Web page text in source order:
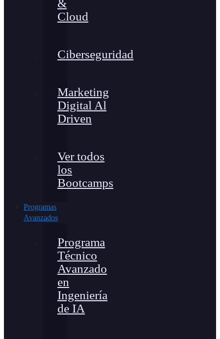
&
Cloud
Ciberseguridad
Marketing
Digital Al
Driven
Ver todos
los
Bootcamps
Programas
Avanzados
Programa
Técnico
Avanzado
en
Ingeniería
de IA